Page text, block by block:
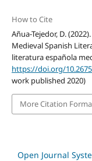
How to Cite
Añua-Tejedor, D.
Medieval Spanish
literatura española
https://doi.org/
work published 2020)
More Citation
Open Journal